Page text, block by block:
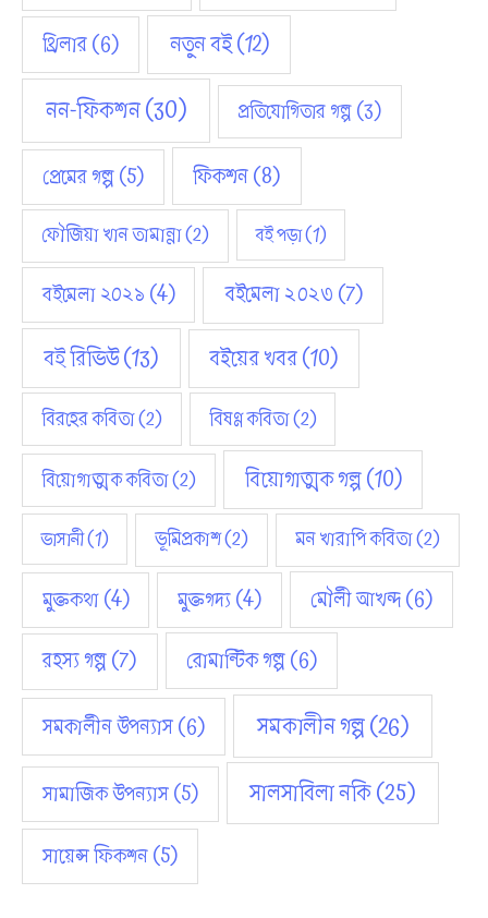
থ্রিলার(6) নতুন বই(12)
নন-ফিকশন(30) প্রতিযোগিতার গল্প(3)
প্রেমের গল্প(5) ফিকশন(8)
ফৌজিয়া খান তামান্না(2) বই পড়া(1)
বইমেলা ২০২১(4) বইমেলা ২০২৩(7)
বই রিভিউ(13) বইয়ের খবর(10)
বিরহের কবিতা(2) বিষণ্ণ কবিতা(2)
বিয়োগাত্মক কবিতা(2) বিয়োগাত্মক গল্প(10)
ভাসানী(1) ভূমিপ্রকাশ(2) মন খারাপি কবিতা(2)
মুক্তকথা(4) মুক্তগদ্য(4) মৌলী আখন্দ(6)
রহস্য গল্প(7) রোমান্টিক গল্প(6)
সমকালীন উপন্যাস(6) সমকালীন গল্প(26)
সামাজিক উপন্যাস(5) সালসাবিলা নকি(25)
সায়েন্স ফিকশন(5)